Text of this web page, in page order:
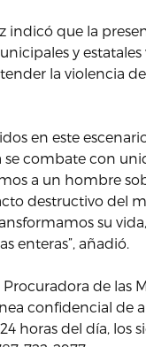
indicó que la
y estatales
la violencia
en este
se combate con
a un hombre
destructivo del
su
enteras”, añadió.
Procuradora de las
confidencial de
horas del día, los